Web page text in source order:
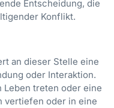
Entscheidung, die
Konflikt.
an dieser Stelle eine
oder Interaktion.
Leben treten oder eine
vertiefen oder in eine